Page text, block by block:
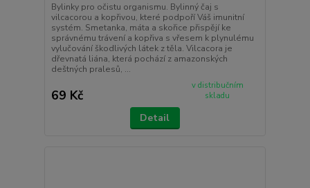
Bylinky pro očistu organismu. Bylinný čaj s
vilcacorou a kopřivou, které podpoří Váš imunitní
systém. Smetanka, máta a skořice přispějí ke
správnému trávení a kopřiva s vřesem k plynulému
vylučování škodlivých látek z těla. Vilcacora je
dřevnatá liána, která pochází z amazonských
deštných pralesů, ...
69 Kč
v distribučním
skladu
Detail